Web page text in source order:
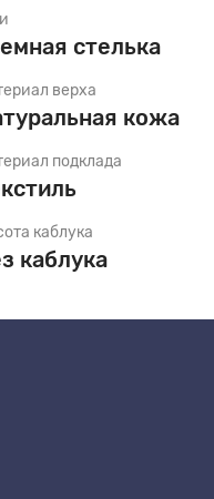
стелька
верха
кожа
подклада
каблука
каблука